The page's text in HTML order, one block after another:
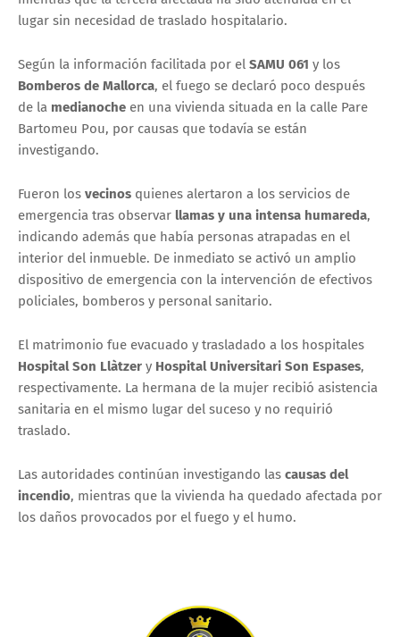
lugar sin necesidad de traslado hospitalario.
Según la información facilitada por el SAMU 061 y los
Bomberos de Mallorca, el fuego se declaró poco después
de la medianoche en una vivienda situada en la calle Pare
Bartomeu Pou, por causas que todavía se están
investigando.
Fueron los vecinos quienes alertaron a los servicios de
emergencia tras observar llamas y una intensa humareda,
indicando además que había personas atrapadas en el
interior del inmueble. De inmediato se activó un amplio
dispositivo de emergencia con la intervención de efectivos
policiales, bomberos y personal sanitario.
El matrimonio fue evacuado y trasladado a los hospitales
Hospital Son Llàtzer y Hospital Universitari Son Espases,
respectivamente. La hermana de la mujer recibió asistencia
sanitaria en el mismo lugar del suceso y no requirió
traslado.
Las autoridades continúan investigando las causas del
incendio, mientras que la vivienda ha quedado afectada por
los daños provocados por el fuego y el humo.